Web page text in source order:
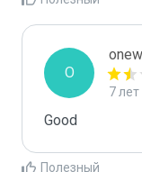
O
7
Good
Полезный